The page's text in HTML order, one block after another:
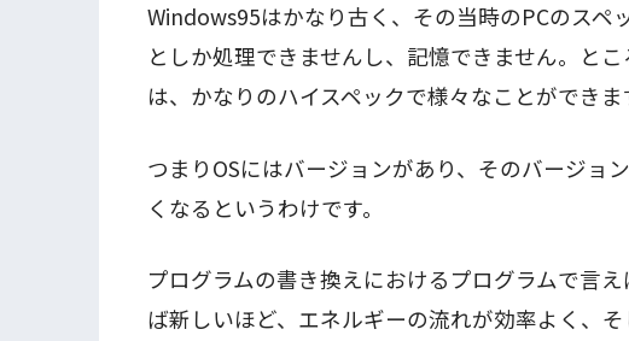
Windows95はかなり古く、その当時のPCのスペ
としか処理できませんし、記憶できません。と
は、かなりのハイスペックで様々なことができま
つまりOSにはバージョンがあり、そのバージョ
くなるというわけです。
プログラムの書き換えにおけるプログラムで言
ば新しいほど、エネルギーの流れが効率よく、